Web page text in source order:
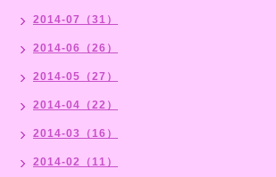
2014-07（31）
2014-06（26）
2014-05（27）
2014-04（22）
2014-03（16）
2014-02（11）